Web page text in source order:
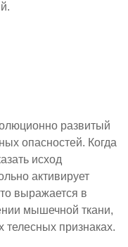
развитый
опасностей. Когда
исход
активирует
выражается в
мышечной ткани,
признаках.